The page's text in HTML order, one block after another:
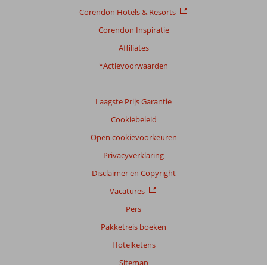
Corendon Hotels & Resorts
Corendon Inspiratie
Affiliates
*Actievoorwaarden
Laagste Prijs Garantie
Cookiebeleid
Open cookievoorkeuren
Privacyverklaring
Disclaimer en Copyright
Vacatures
Pers
Pakketreis boeken
Hotelketens
Sitemap